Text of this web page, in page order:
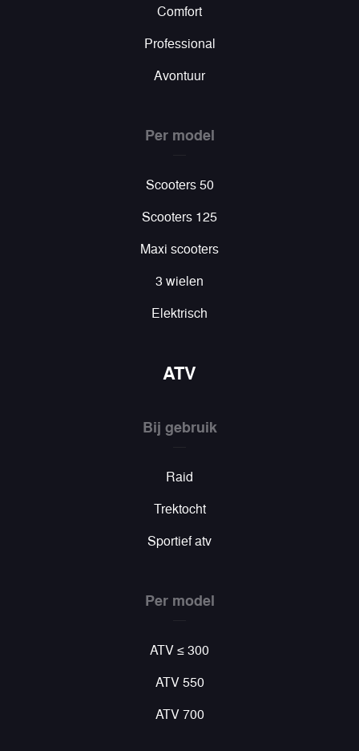
Comfort
Professional
Avontuur
Per model
Scooters 50
Scooters 125
Maxi scooters
3 wielen
Elektrisch
ATV
Bij gebruik
Raid
Trektocht
Sportief atv
Per model
ATV ≤ 300
ATV 550
ATV 700